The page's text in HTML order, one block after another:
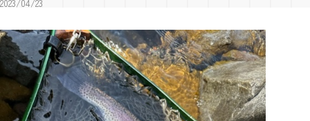
2023/04/23